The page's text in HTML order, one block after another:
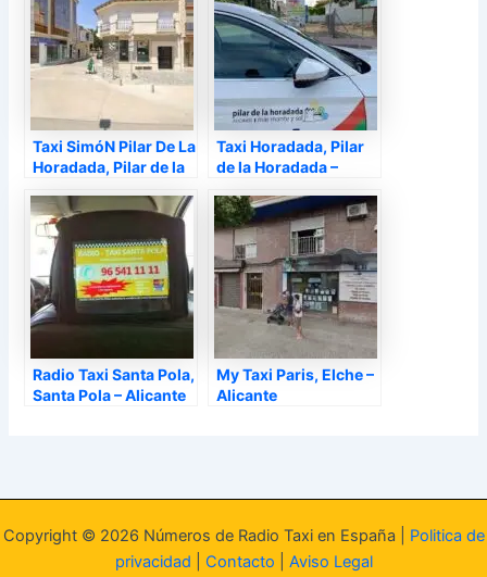
Taxi SimóN Pilar De La
Horadada, Pilar de la
Taxi Horadada, Pilar
de la Horadada –
Radio Taxi Santa Pola,
Santa Pola – Alicante
My Taxi Paris, Elche –
Alicante
Copyright © 2026 Números de Radio Taxi en España | Politica de
privacidad
Contacto Aviso Legal